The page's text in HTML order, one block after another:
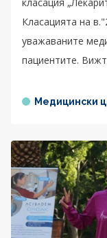
Класацията на
уважаваните
пациентите.
Медицински